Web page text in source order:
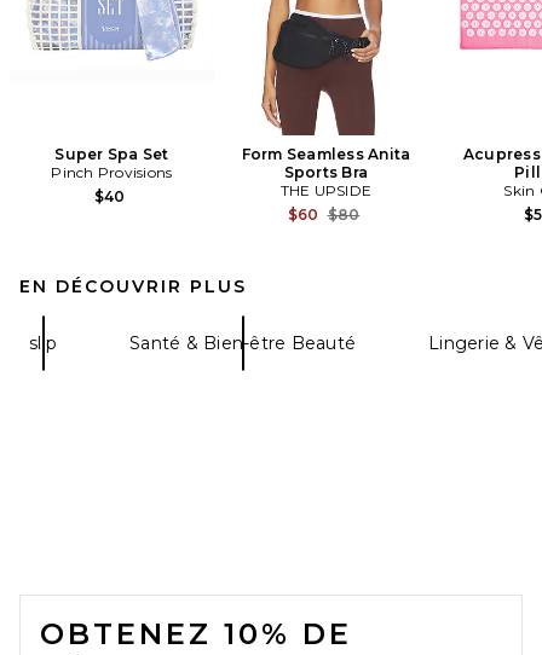
Super Spa Set
Pinch Provisions
$40
Form Seamless Anita
Sports Bra
THE UPSIDE
$60 Previous price:
$80
Skin
EN DÉCOUVRIR PLUS
slip Santé & Bien-être Beauté Lingerie &
FOOTER
OBTENEZ 10% DE